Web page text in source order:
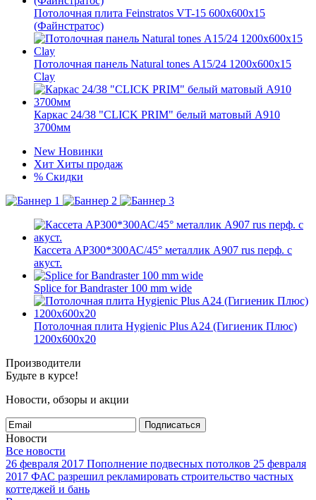
Потолочная плита Feinstratos VT-15 600x600x15
(Файнстратос)
Потолочная панель Natural tones А15/24 1200x600x15
Clay
Каркас 24/38 "CLICK PRIM" белый матовый A910
3700мм
New Новинки
Хит Хиты продаж
% Скидки
Кассета AP300*300АС/45° металлик А907 rus перф. с
акуст.
Splice for Bandraster 100 mm wide
Потолочная плита Hygienic Plus A24 (Гигиеник Плюс)
1200x600x20
Производители
Будьте в курсе!
Новости, обзоры и акции
Подписаться
Новости
Все новости
26 февраля 2017 Пополнение подвесных потолков 25 февраля
2017 ФАС разрешил рекламировать строительство частных
коттеджей и бань